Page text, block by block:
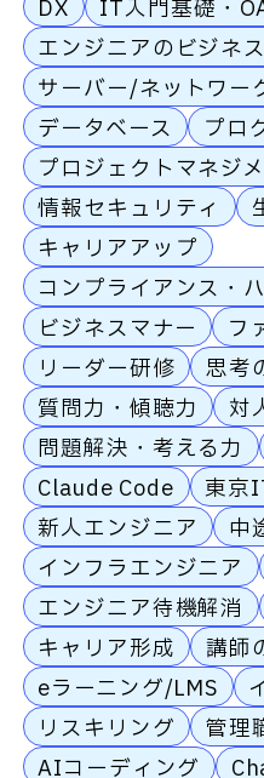
DX IT入門基礎・
エンジニアのビジネ
サーバー/ネットワー
データベース
プロ
プロジェクトマネジ
情報セキュリティ
キャリアアップ
コンプライアンス・
ビジネスマナー
フ
リーダー研修
思考
質問力・傾聴力
対
問題解決・考える力
Claude Code
東京
新人エンジニア
中
インフラエンジニア
エンジニア待機解消
キャリア形成
講師
eラーニング/LMS
リスキリング
管理
AIコーディング